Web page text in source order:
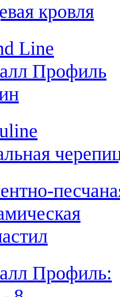
кровля
Line
Профиль
Профиль: